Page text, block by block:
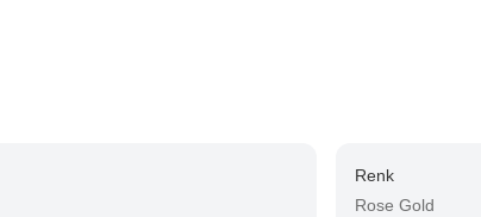
Renk
Rose Gold